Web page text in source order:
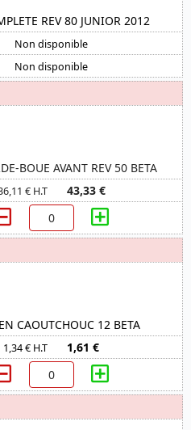
REV 80 JUNIOR 2012
Non disponible
Non disponible
BOUE AVANT REV 50 BETA
€ H.T 43,33 €
CAOUTCHOUC 12 BETA
1,34 € H.T 1,61 €